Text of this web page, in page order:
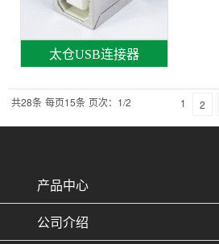
太仓USB连接器
共28条 每页15条 页次：1/2 1 2
产品中心
公司介绍